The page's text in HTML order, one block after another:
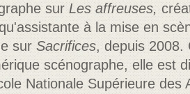
surLes affreuses,
à la mise en
sur Sacrifices, depuis 2008.
scénographe, elle est
Nationale Supérieure des